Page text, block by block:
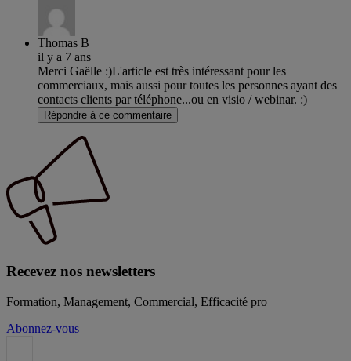
Thomas B
il y a 7 ans
Merci Gaëlle :)L'article est très intéressant pour les
commerciaux, mais aussi pour toutes les personnes ayant des
contacts clients par téléphone...ou en visio / webinar. :)
Répondre à ce commentaire
Recevez nos newsletters
Formation, Management, Commercial, Efficacité pro
Abonnez-vous